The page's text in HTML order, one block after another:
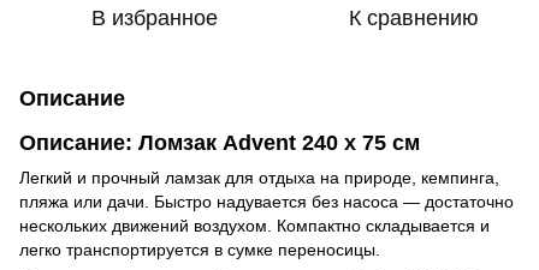
В избранное К сравнению
Описание
Описание: Ломзак Advent 240 х 75 см
Легкий и прочный ламзак для отдыха на природе, кемпинга,
пляжа или дачи. Быстро надувается без насоса — достаточно
нескольких движений воздухом. Компактно складывается и
легко транспортируется в сумке переносицы.